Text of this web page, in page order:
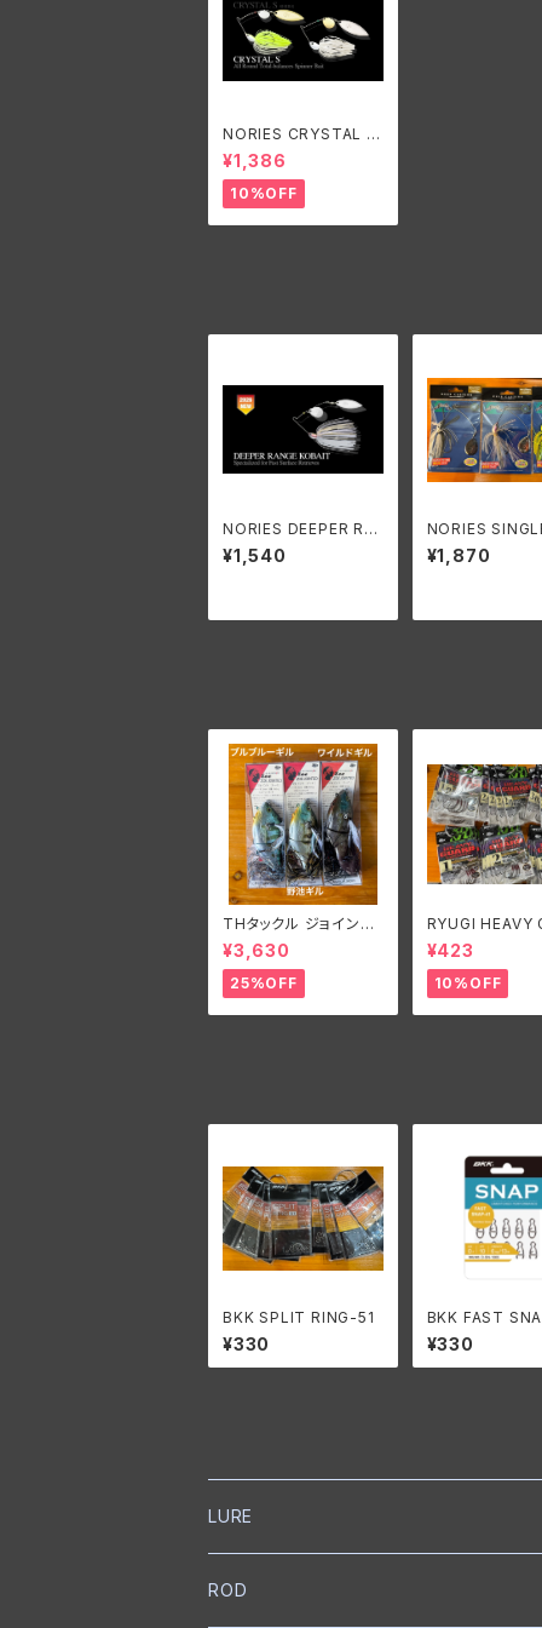
NORIES CRYSTAL S
3/8,1/2oz. /ノリーズ
クリスタルS 3/8,1/2o
z.
¥1,386
10%OFF
NORIES DEEPER RA
NGE KOBAIT 1/4oz./
ノリーズ ディーパーレン
¥1,540
NORIES
NTROL/ノリー
グルコントロー
¥1,870
THタックル ジョイント
ゾーイ
¥3,630
25%OFF
RYUGI HEAVY
D TALISMAN/
ギ ヘビーガード
マン
¥423
10%OFF
BKK SPLIT RING-51
¥330
BKK FAST
ファストスナップ
プリング
¥330
LURE
NORIES
ROD